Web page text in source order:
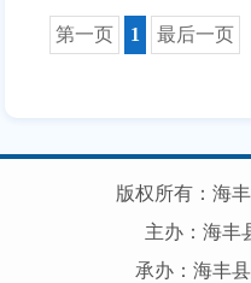
第一页 1 最后一页
版权所有：海
主办：海丰
承办：海丰